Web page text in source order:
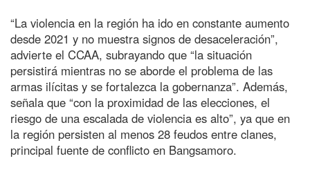
“La violencia en la región ha ido en constante aumento
desde 2021 y no muestra signos de desaceleración”,
advierte el CCAA, subrayando que “la situación
persistirá mientras no se aborde el problema de las
armas ilícitas y se fortalezca la gobernanza”. Además,
señala que “con la proximidad de las elecciones, el
riesgo de una escalada de violencia es alto”, ya que en
la región persisten al menos 28 feudos entre clanes,
principal fuente de conflicto en Bangsamoro.